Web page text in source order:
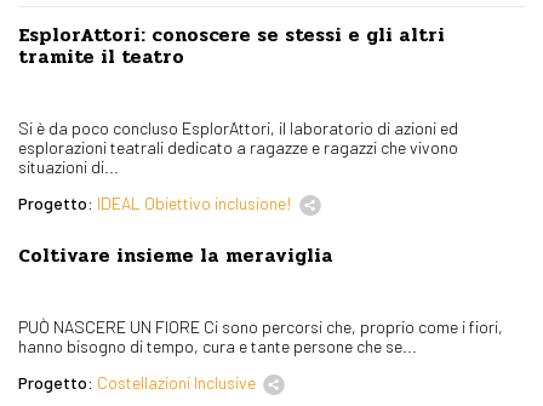
EsplorAttori: conoscere se stessi e gli altri
tramite il teatro
Si è da poco concluso EsplorAttori, il laboratorio di azioni ed
esplorazioni teatrali dedicato a ragazze e ragazzi che vivono
situazioni di...
Progetto: IDEAL Obiettivo inclusione!
Coltivare insieme la meraviglia
PUÒ NASCERE UN FIORE Ci sono percorsi che, proprio come i fiori,
hanno bisogno di tempo, cura e tante persone che se...
Progetto: Costellazioni Inclusive